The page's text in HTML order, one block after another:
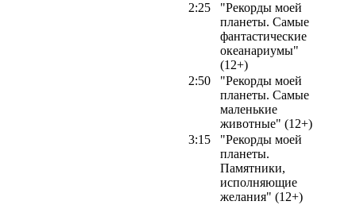
2:25
"Рекорды моей
планеты. Самые
фантастические
океанариумы"
(12+)
2:50
"Рекорды моей
планеты. Самые
маленькие
животные" (12+)
3:15
"Рекорды моей
планеты.
Памятники,
исполняющие
желания" (12+)